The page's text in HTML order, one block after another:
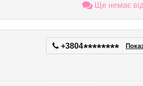
Ще немає
+3804********